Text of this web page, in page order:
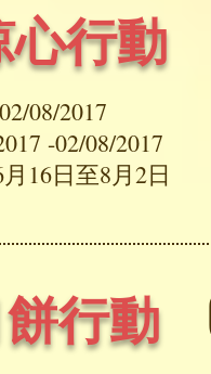
心行
08/2017
-02/08/2017
16日至8月2日
餅行動